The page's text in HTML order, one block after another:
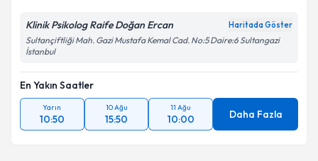
Klinik Psikolog Raife Doğan Ercan Haritada Göster
Sultançiftliği Mah. Gazi Mustafa Kemal Cad. No:5 Daire:6 Sultangazi
İstanbul
En Yakın Saatler
Yarın
10:50
10 Ağu
15:50
11 Ağu
10:00 Daha Fazla